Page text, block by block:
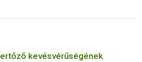
kevésvérűségének